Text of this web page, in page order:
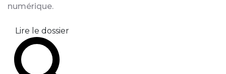
numérique.
Lire le dossier